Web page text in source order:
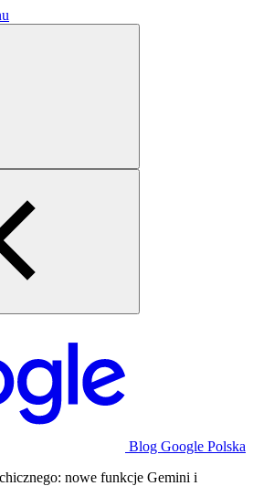
Blog Google Polska
nowe funkcje Gemini i